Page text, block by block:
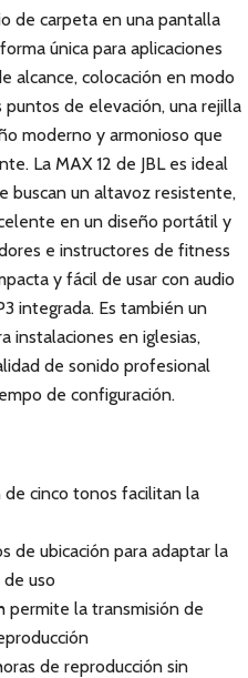
de carpeta en una pantalla
única para aplicaciones
alcance, colocación en modo
de elevación, una rejilla
moderno y armonioso que
La MAX 12 de JBL es ideal
buscan un altavoz resistente,
en un diseño portátil y
e instructores de fitness
y fácil de usar con audio
integrada. Es también un
instalaciones en iglesias,
de sonido profesional
de configuración.
de cinco tonos facilitan la
de ubicación para adaptar la
uso
permite la transmisión de
de reproducción sin